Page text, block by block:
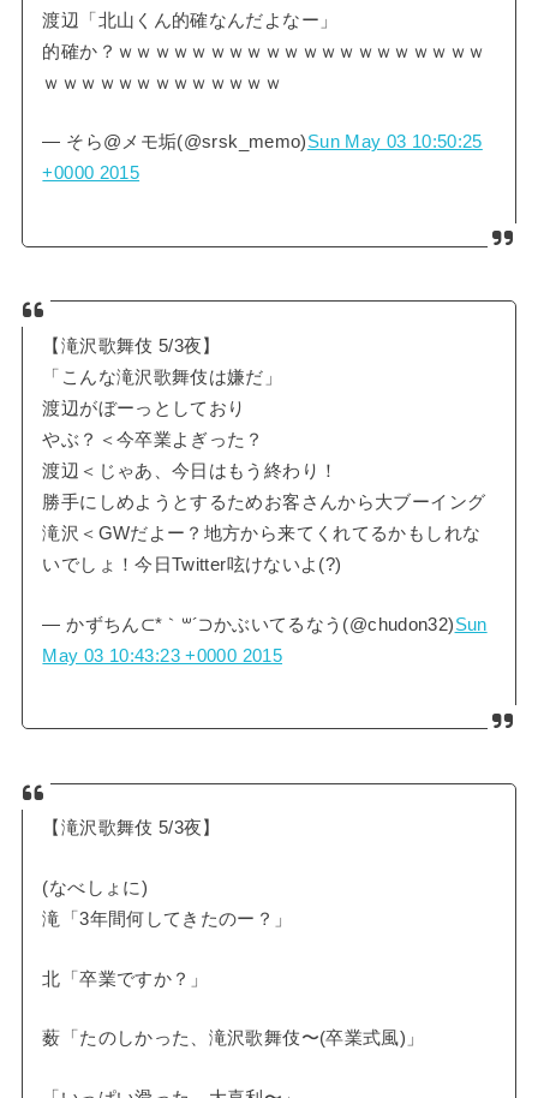
渡辺「北山くん的確なんだよなー」
的確か？ｗｗｗｗｗｗｗｗｗｗｗｗｗｗｗｗｗｗｗｗ
ｗｗｗｗｗｗｗｗｗｗｗｗｗ
— そら@メモ垢(@srsk_memo)Sun May 03 10:50:25
+0000 2015
【滝沢歌舞伎 5/3夜】
「こんな滝沢歌舞伎は嫌だ」
渡辺がぼーっとしており
やぶ？＜今卒業よぎった？
渡辺＜じゃあ、今日はもう終わり！
勝手にしめようとするためお客さんから大ブーイング
滝沢＜GWだよー？地方から来てくれてるかもしれな
いでしょ！今日Twitter呟けないよ(?)
— かずちん⊂*｀꒳´⊃かぶいてるなう(@chudon32)Sun
May 03 10:43:23 +0000 2015
【滝沢歌舞伎 5/3夜】
(なべしょに)
滝「3年間何してきたのー？」
北「卒業ですか？」
薮「たのしかった、滝沢歌舞伎〜(卒業式風)」